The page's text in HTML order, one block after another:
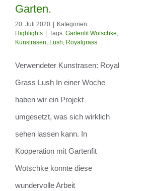
– Mit Spaß an der
Arbeit zum
perfekten Garten.
Garten.
20. Juli 2020
Kategorien:
Highlights
Tags: Gartenfit Wotschke,
Kunstrasen, Lush, Royalgrass
Verwendeter Kunstrasen: Royal
Grass Lush In einer Woche
haben wir ein Projekt
umgesetzt, was sich wirklich
sehen lassen kann. In
Kooperation mit Gartenfit
Wotschke konnte diese
wundervolle Arbeit